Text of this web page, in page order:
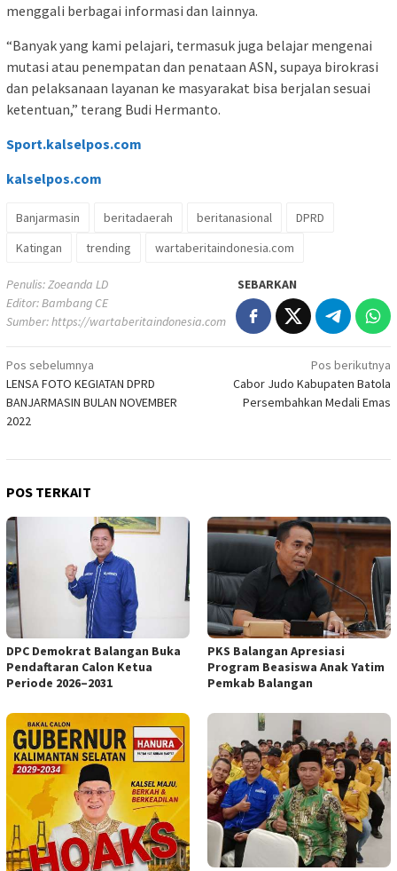
menggali berbagai informasi dan lainnya.
“Banyak yang kami pelajari, termasuk juga belajar mengenai
mutasi atau penempatan dan penataan ASN, supaya birokrasi
dan pelaksanaan layanan ke masyarakat bisa berjalan sesuai
ketentuan,” terang Budi Hermanto.
Sport.kalselpos.com
kalselpos.com
Banjarmasin beritadaerah beritanasional
DPRD
Katingan
trending wartaberitaindonesia.com
Penulis: Zoeanda LD
Editor: Bambang CE
Sumber:https://wartaberitaindonesia.com
SEBARKAN
Navigasi
pos
Pos sebelumnya
LENSA FOTO KEGIATAN DPRD
BANJARMASIN BULAN NOVEMBER
2022
Pos berikutnya
Cabor Judo Kabupaten Batola
Persembahkan Medali Emas
POS TERKAIT
DPC Demokrat Balangan Buka
Pendaftaran Calon Ketua
Periode 2026–2031
PKS Balangan Apresiasi
Program Beasiswa Anak Yatim
Pemkab Balangan